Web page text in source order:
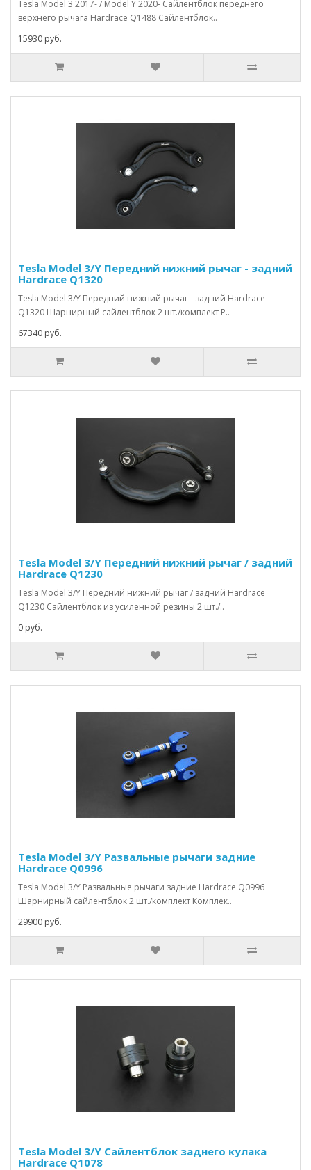
Tesla Model 3 2017- / Model Y 2020- Сайлентблок переднего
верхнего рычага Hardrace Q1488 Сайлентблок..
15930 руб.
Tesla Model 3/Y Передний нижний рычаг - задний
Hardrace Q1320
Tesla Model 3/Y Передний нижний рычаг - задний Hardrace
Q1320 Шарнирный сайлентблок 2 шт./комплект Р..
67340 руб.
Tesla Model 3/Y Передний нижний рычаг / задний
Hardrace Q1230
Tesla Model 3/Y Передний нижний рычаг / задний Hardrace
Q1230 Сайлентблок из усиленной резины 2 шт./..
0 руб.
Tesla Model 3/Y Развальные рычаги задние
Hardrace Q0996
Tesla Model 3/Y Развальные рычаги задние Hardrace Q0996
Шарнирный сайлентблок 2 шт./комплект Комплек..
29900 руб.
Tesla Model 3/Y Сайлентблок заднего кулака
Hardrace Q1078